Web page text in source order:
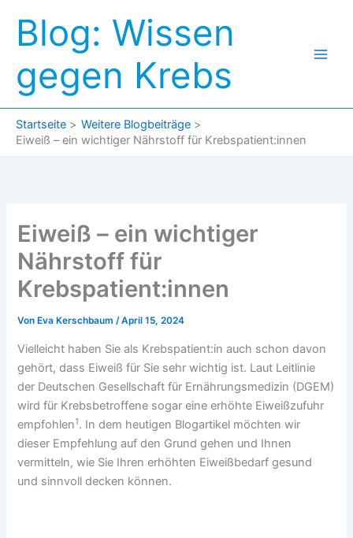
Inhalt
springen
Blog: Wissen
gegen Krebs
Startseite
Weitere Blogbeiträge
Eiweiß – ein wichtiger Nährstoff für Krebspatient:innen
Eiweiß – ein wichtiger
Nährstoff für
Krebspatient:innen
Von Eva Kerschbaum/April 15, 2024
Vielleicht haben Sie als Krebspatient:in auch schon davon
gehört, dass Eiweiß für Sie sehr wichtig ist. Laut Leitlinie
der Deutschen Gesellschaft für Ernährungsmedizin (DGEM)
wird für Krebsbetroffene sogar eine erhöhte Eiweißzufuhr
empfohlen1. In dem heutigen Blogartikel möchten wir
dieser Empfehlung auf den Grund gehen und Ihnen
vermitteln, wie Sie Ihren erhöhten Eiweißbedarf gesund
und sinnvoll decken können.